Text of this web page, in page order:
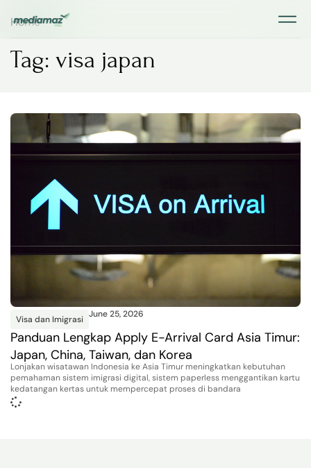
Home
Tag: visa japan
Visa dan Imigrasi June 25, 2026
Panduan Lengkap Apply E-Arrival Card Asia Timur:
Japan, China, Taiwan, dan Korea
Lonjakan wisatawan Indonesia ke Asia Timur meningkatkan kebutuhan
pemahaman sistem imigrasi digital, sistem paperless menggantikan kartu
kedatangan kertas untuk mempercepat proses di bandara